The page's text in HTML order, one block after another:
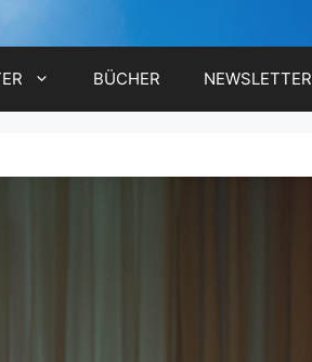
BÜCHER NEWSLETTER